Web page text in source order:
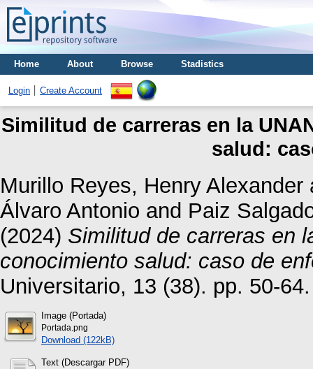
Home About Browse Stadistics
Login Create Account
Similitud de carreras en la
salud:
Murillo Reyes, Henry Alexander
Álvaro Antonio and Paiz
(2024) Similitud de carreras en
conocimiento salud: caso de
Universitario, 13 (38). pp. 50-
Image (Portada)
Portada.png
Download (122kB)
Text (Descargar PDF)